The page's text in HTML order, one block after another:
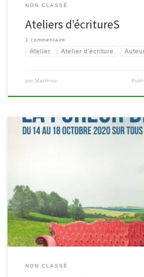
NON CLASSÉ
Ateliers d’écritureS
1 commentaire
Atelier Atelier d'écriture
par Matthieu
« Au lointain » est un spectacle poétique de
Nomades qui enchantera petites et grandes
le samedi 17 octobre à […]
NON CLASSÉ